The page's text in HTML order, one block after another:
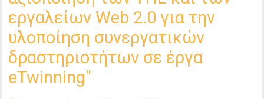
εργαλείων Web 2.0 για την
υλοποίηση συνεργατικών
δραστηριοτήτων σε έργα
eTwinning"